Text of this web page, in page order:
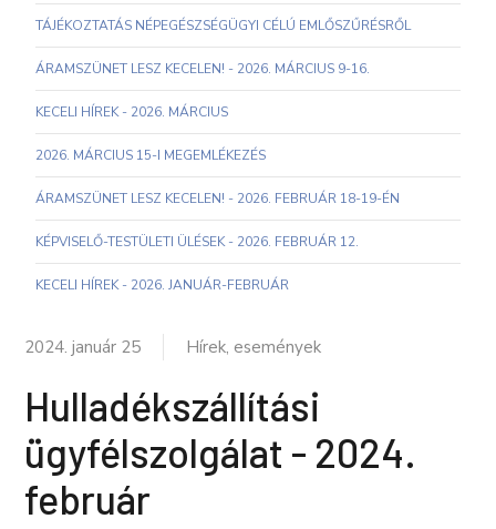
TÁJÉKOZTATÁS NÉPEGÉSZSÉGÜGYI CÉLÚ EMLŐSZŰRÉSRŐL
ÁRAMSZÜNET LESZ KECELEN! - 2026. MÁRCIUS 9-16.
KECELI HÍREK - 2026. MÁRCIUS
2026. MÁRCIUS 15-I MEGEMLÉKEZÉS
ÁRAMSZÜNET LESZ KECELEN! - 2026. FEBRUÁR 18-19-ÉN
KÉPVISELŐ-TESTÜLETI ÜLÉSEK - 2026. FEBRUÁR 12.
KECELI HÍREK - 2026. JANUÁR-FEBRUÁR
2024. január 25 Hírek, események
Hulladékszállítási
ügyfélszolgálat - 2024.
február